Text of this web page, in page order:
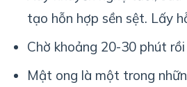
tạo hỗn hợp sền sệt. Lấy
Chờ khoảng 20-30 phút
Mật ong là một trong